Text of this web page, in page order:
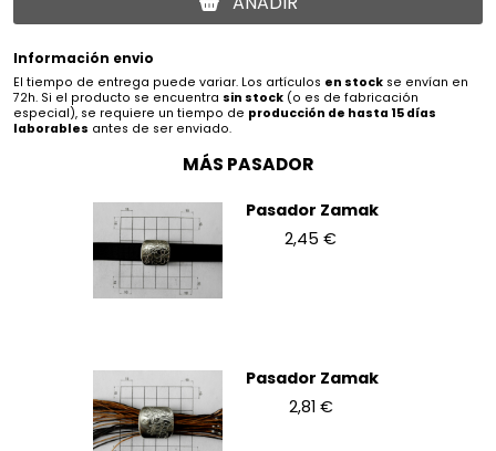
Información envio
El tiempo de entrega puede variar. Los artículos en stock se envían en
72h. Si el producto se encuentra sin stock (o es de fabricación
especial), se requiere un tiempo de producción de hasta 15 días
laborables antes de ser enviado.
MÁS PASADOR
Pasador Zamak
2,45 €
Pasador Zamak
2,81 €